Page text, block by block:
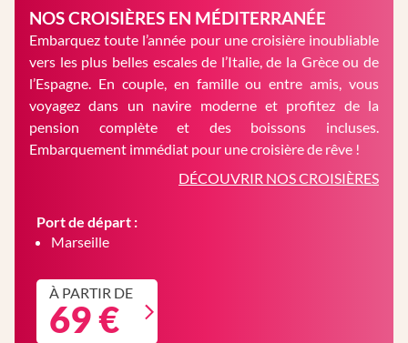
NOS CROISIÈRES EN MÉDITERRANÉE
Embarquez toute l’année pour une croisière inoubliable
vers les plus belles escales de l’Italie, de la Grèce ou de
l’Espagne. En couple, en famille ou entre amis, vous
voyagez dans un navire moderne et profitez de la
pension complète et des boissons incluses.
Embarquement immédiat pour une croisière de rêve !
DÉCOUVRIR NOS CROISIÈRES
Port de départ :
Marseille
À PARTIR DE
69 €